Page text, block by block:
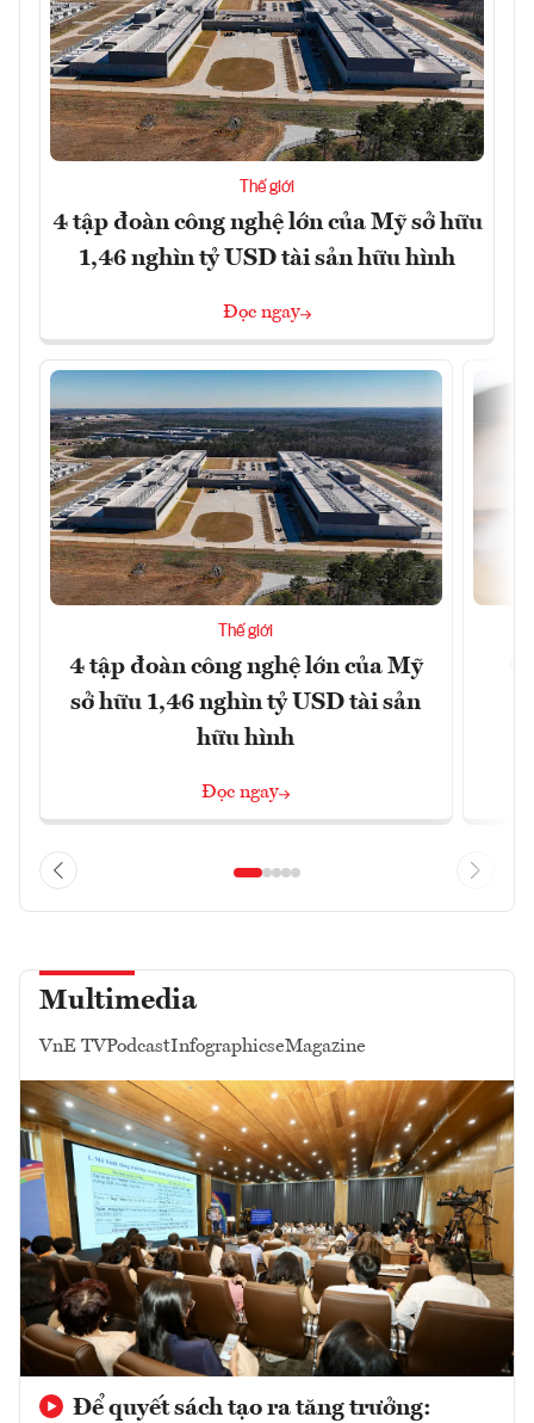
Thế giới
4 tập đoàn công nghệ lớn của Mỹ sở hữu
1,46 nghìn tỷ USD tài sản hữu hình
Đọc ngay
Thế giới
4 tập đoàn công nghệ lớn của Mỹ
sở hữu 1,46 nghìn tỷ USD tài sản
hữu hình
Đọc ngay
Multimedia
VnE TVPodcastInfographicseMagazine
Để quyết sách tạo ra tăng trưởng: